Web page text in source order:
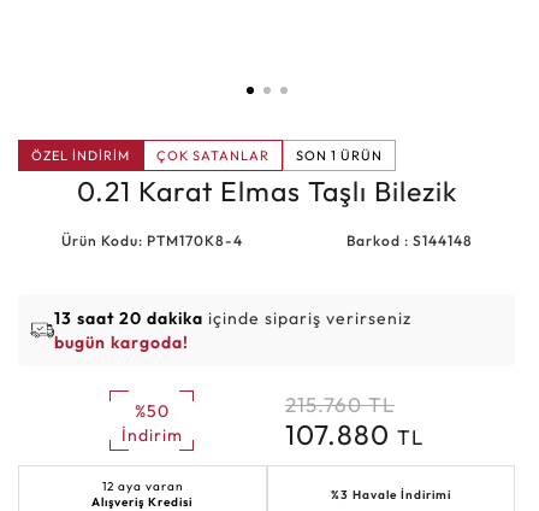
ÖZEL İNDİRİM ÇOK SATANLAR SON 1 ÜRÜN
0.21 Karat Elmas Taşlı Bilezik
Ürün Kodu: PTM170K8-4 Barkod : S144148
13 saat 20 dakika içinde sipariş verirseniz
bugün kargoda!
%50
İndirim
215.760 TL
107.880 TL
12 aya varan
Alışveriş Kredisi
%3 Havale İndirimi